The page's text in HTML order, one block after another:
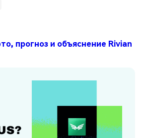
прогноз и объяснение Rivian